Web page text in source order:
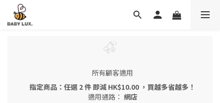
所有顧客適用
指定商品：任選 2 件 即減 HK$10.00 ，買越多省越多！
適用通路： 網店